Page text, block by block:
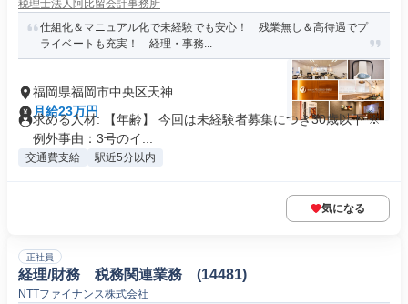
税理士法人阿比留会計事務所
仕組化＆マニュアル化で未経験でも安心！ 残業無し＆高待遇でプ
ライベートも充実！ 経理・事務...
福岡県福岡市中央区天神
月給23万円
求める人材: 【年齢】 今回は未経験者募集につき30歳以下 ※
例外事由：3号のイ...
交通費支給 駅近5分以内
気になる
正社員
経理/財務 税務関連業務 (14481)
NTTファイナンス株式会社